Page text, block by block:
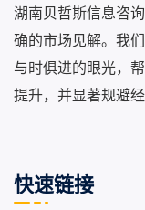
湖南贝哲斯信息咨
确的市场见解。我
与时俱进的眼光，
提升，并显著规避
快速链接